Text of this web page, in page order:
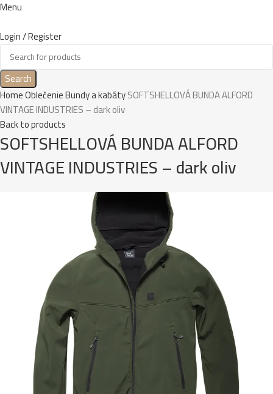
Menu
Login / Register
Search
HomeOblečenieBundy a kabátySOFTSHELLOVÁ BUNDA ALFORD
VINTAGE INDUSTRIES – dark oliv
Back to products
SOFTSHELLOVÁ BUNDA ALFORD
VINTAGE INDUSTRIES – dark oliv